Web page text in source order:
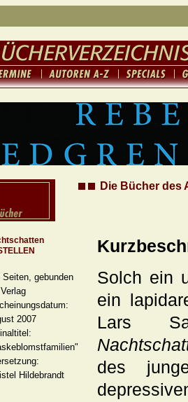
Die Bücher des
Seiten, gebunden
2007
Hildebrandt
Solch ein
ein
Lars
des